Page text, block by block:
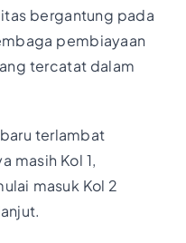
bergantung pada
pembiayaan
tercatat dalam
terlambat
masih Kol 1,
masuk Kol 2